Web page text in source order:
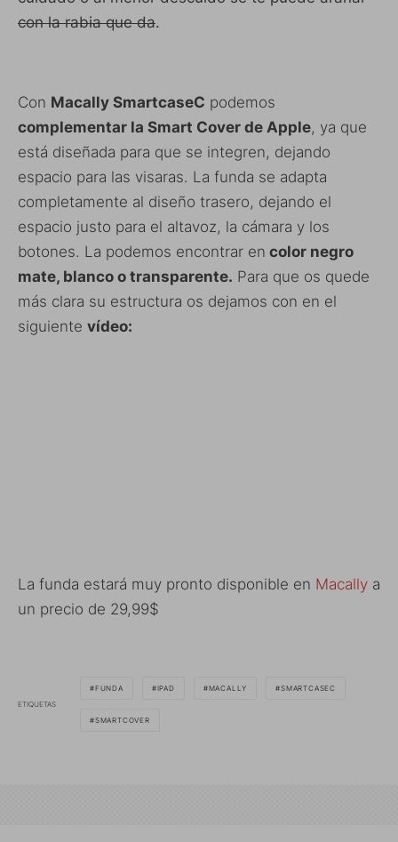
con la rabia que da.
Con Macally SmartcaseC podemos
complementar la Smart Cover de Apple, ya que
está diseñada para que se integren, dejando
espacio para las visaras. La funda se adapta
completamente al diseño trasero, dejando el
espacio justo para el altavoz, la cámara y los
botones. La podemos encontrar en color negro
mate, blanco o transparente. Para que os quede
más clara su estructura os dejamos con en el
siguiente vídeo:
La funda estará muy pronto disponible en Macally a
un precio de 29,99$
ETIQUETAS
FUNDA IPAD MACALLY SMARTCASEC
SMARTCOVER